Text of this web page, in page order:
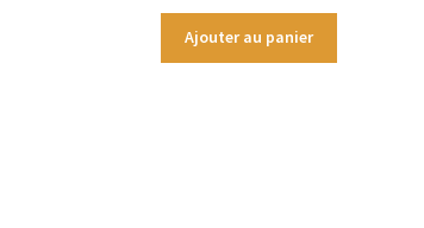
Ajouter au panier